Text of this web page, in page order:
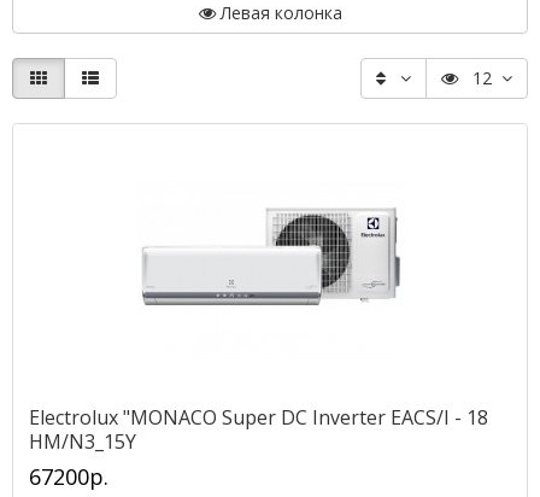
Левая колонка
12
Electrolux "MONACO Super DC Inverter EACS/I - 18
HM/N3_15Y
67200р.